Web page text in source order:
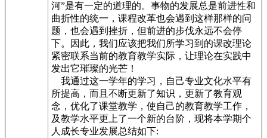
河”是有一定的道理的。事物的发展总是前进性和
曲折性的统一，课程改革也会遇到这样那样的问
题，也会遇到挫折，但前进的步伐永远不会停
下。因此，我们应该把我们所学习到的课改理论
紧密联系当前的教育教学实际，让理论在实践中
发出它璀璨的光芒！
我通过这一学年的学习，自己专业文化水平有
所提高，而且不断更新了知识，更新了教育观
念，优化了课堂教学，使自己的教育教学工作，
及教学水平更上了一个新的台阶，现将本学期个
人成长专业发展总结如下: